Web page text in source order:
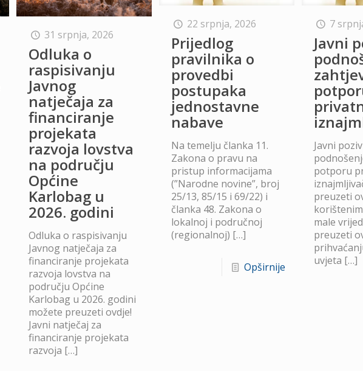
31 srpnja, 2026
Odluka o
raspisivanju
Javnog
natječaja za
financiranje
projekata
razvoja lovstva
na području
Općine
Karlobag u
2026. godini
Odluka o raspisivanju
Javnog natječaja za
financiranje projekata
razvoja lovstva na
području Općine
Karlobag u 2026. godini
možete preuzeti ovdje!
Javni natječaj za
financiranje projekata
razvoja […]
22 srpnja, 2026
Prijedlog
pravilnika o
provedbi
postupaka
jednostavne
nabave
Na temelju članka 11.
Zakona o pravu na
pristup informacijama
(”Narodne novine”, broj
25/13, 85/15 i 69/22) i
članka 48. Zakona o
lokalnoj i područnoj
(regionalnoj) […]
Opširnije
7
Javni
Javni
potporu
preuzeti
male
preuzeti
uvjeta […]